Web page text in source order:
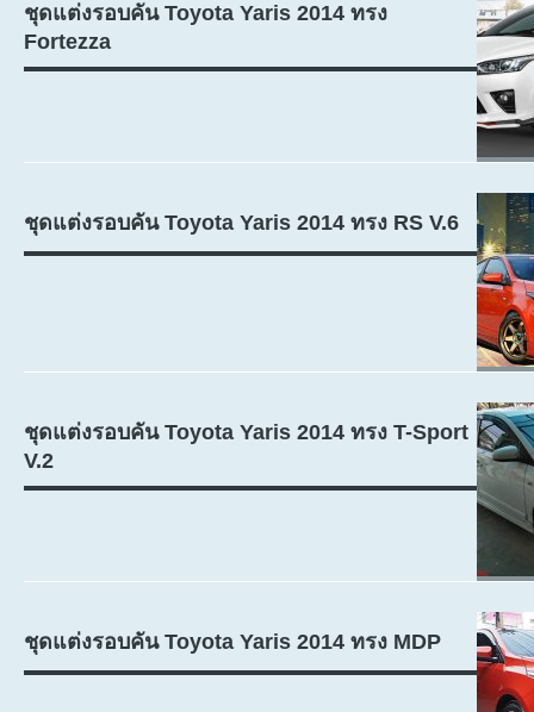
ชุดแต่งรอบคัน Toyota Yaris 2014 ทรง
Fortezza
ชุดแต่งรอบคัน Toyota Yaris 2014 ทรง RS V.6
ชุดแต่งรอบคัน Toyota Yaris 2014 ทรง T-Sport
V.2
ชุดแต่งรอบคัน Toyota Yaris 2014 ทรง MDP